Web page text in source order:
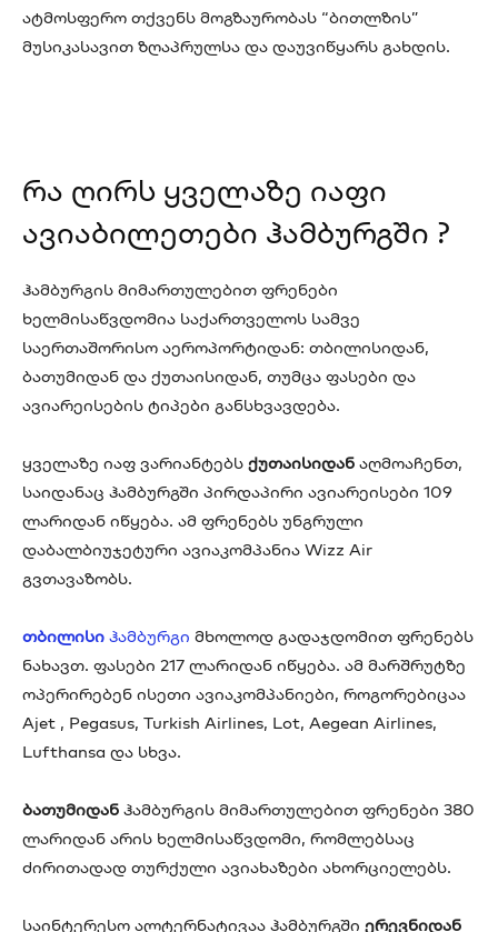
ატმოსფერო თქვენს მოგზაურობას “ბითლზის”
მუსიკასავით ზღაპრულსა და დაუვიწყარს გახდის.
რა ღირს ყველაზე იაფი
ავიაბილეთები ჰამბურგში ?
ჰამბურგის მიმართულებით ფრენები
ხელმისაწვდომია საქართველოს სამვე
საერთაშორისო აეროპორტიდან: თბილისიდან,
ბათუმიდან და ქუთაისიდან, თუმცა ფასები და
ავიარეისების ტიპები განსხვავდება.
ყველაზე იაფ ვარიანტებს ქუთაისიდან აღმოაჩენთ,
საიდანაც ჰამბურგში პირდაპირი ავიარეისები 109
ლარიდან იწყება. ამ ფრენებს უნგრული
დაბალბიუჯეტური ავიაკომპანია Wizz Air
გვთავაზობს.
თბილისი ჰამბურგი მხოლოდ გადაჯდომით ფრენებს
ნახავთ. ფასები 217 ლარიდან იწყება. ამ მარშრუტზე
ოპერირებენ ისეთი ავიაკომპანიები, როგორებიცაა
Ajet , Pegasus, Turkish Airlines, Lot, Aegean Airlines,
Lufthansa და სხვა.
ბათუმიდან ჰამბურგის მიმართულებით ფრენები 380
ლარიდან არის ხელმისაწვდომი, რომლებსაც
ძირითადად თურქული ავიახაზები ახორციელებს.
საინტერესო ალტერნატივაა ჰამბურგში ერევნიდან